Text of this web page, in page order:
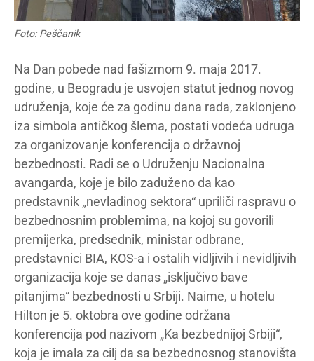
Foto: Peščanik
Na Dan pobede nad fašizmom 9. maja 2017.
godine, u Beogradu je usvojen statut jednog novog
udruženja, koje će za godinu dana rada, zaklonjeno
iza simbola antičkog šlema, postati vodeća udruga
za organizovanje konferencija o državnoj
bezbednosti. Radi se o Udruženju Nacionalna
avangarda, koje je bilo zaduženo da kao
predstavnik „nevladinog sektora“ upriliči raspravu o
bezbednosnim problemima, na kojoj su govorili
premijerka, predsednik, ministar odbrane,
predstavnici BIA, KOS-a i ostalih vidljivih i nevidljivih
organizacija koje se danas „isključivo bave
pitanjima“ bezbednosti u Srbiji. Naime, u hotelu
Hilton je 5. oktobra ove godine održana
konferencija pod nazivom „Ka bezbednijoj Srbiji“,
koja je imala za cilj da sa bezbednosnog stanovišta